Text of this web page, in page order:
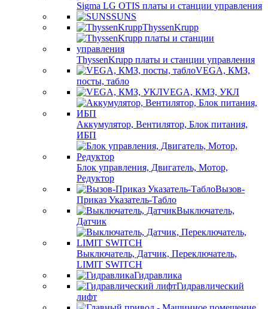
Sigma LG OTIS платы и станции управления
SUNS
ThyssenKrupp
ThyssenKrupp платы и станции управления
VEGА, КМЗ,
посты, табло
VEGА, КМЗ, УКЛ
Аккумулятор, Вентилятор, Блок питания,
ИБП
Блок управления, Двигатель, Мотор,
Редуктор
Вызов-
Приказ Указатель-Табло
Выключатель,
Датчик
Выключатель, Датчик, Переключатель,
LIMIT SWITCH
Гидравлика
Гидравлический
лифт